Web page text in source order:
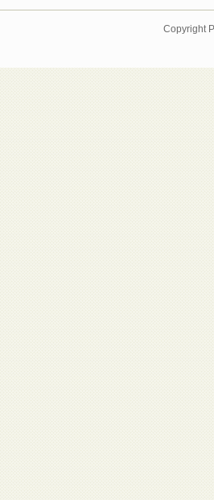
Copyright